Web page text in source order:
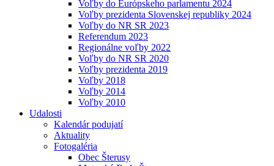
Voľby do Európskeho parlamentu 2024
Voľby prezidenta Slovenskej republiky 2024
Voľby do NR SR 2023
Referendum 2023
Regionálne voľby 2022
Voľby do NR SR 2020
Voľby prezidenta 2019
Voľby 2018
Voľby 2014
Voľby 2010
Udalosti
Kalendár podujatí
Aktuality
Fotogaléria
Obec Šterusy